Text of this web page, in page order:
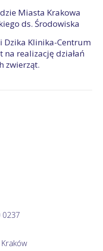
Miasta Krakowa
ds. Środowiska
Dzika Klinika-Centrum
realizację działań
zwierząt.
0237